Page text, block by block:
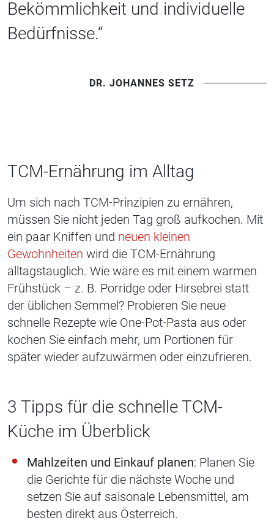
Bekömmlichkeit und individuelle
Bedürfnisse.“
DR. JOHANNES SETZ
TCM-Ernährung im Alltag
Um sich nach TCM-Prinzipien zu ernähren,
müssen Sie nicht jeden Tag groß aufkochen. Mit
ein paar Kniffen und neuen kleinen
Gewohnheiten wird die TCM-Ernährung
alltagstauglich. Wie wäre es mit einem warmen
Frühstück – z. B. Porridge oder Hirsebrei statt
der üblichen Semmel? Probieren Sie neue
schnelle Rezepte wie One-Pot-Pasta aus oder
kochen Sie einfach mehr, um Portionen für
später wieder aufzuwärmen oder einzufrieren.
3 Tipps für die schnelle TCM-
Küche im Überblick
Mahlzeiten und Einkauf planen: Planen Sie
die Gerichte für die nächste Woche und
setzen Sie auf saisonale Lebensmittel, am
besten direkt aus Österreich.